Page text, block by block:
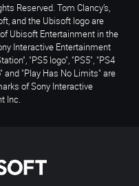
Reserved. Tom Clancy’s,
and the Ubisoft logo are
Ubisoft Entertainment in the
Interactive Entertainment
"PS5 logo", "PS5", "PS4
and "Play Has No Limits" are
of Sony Interactive
Inc.